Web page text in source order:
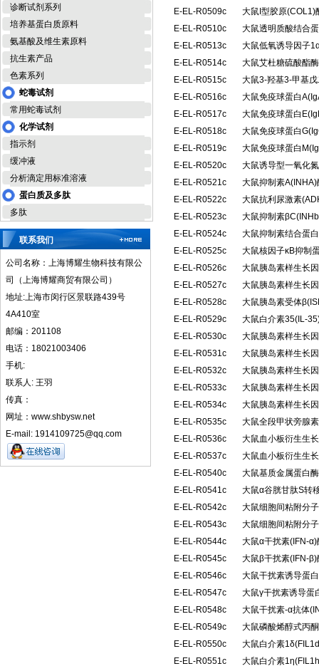
诊断试剂系列
培养基蛋白质原料
氨基酸及维生素原料
抗生素产品
色素系列
蛇毒试剂
常用蛇毒试剂
化学试剂
指示剂
缓冲液
分析滴定用标准溶液
蛋白质及多肽
多肽
联系我们
公司名称：上海博耀生物科技有限公
司（上海博耀商贸有限公司）
地址:上海市闵行区景联路439号
4A410室
邮编：201108
电话：18021003406
手机:
联系人: 王羽
传真：
网址：www.shbysw.net
E-mail: 1914109725@qq.com
E-EL-R0509c
大鼠I型胶原(COL1)
E-EL-R0510c
大鼠透明质酸结合
E-EL-R0513c
大鼠低氧诱导因子
E-EL-R0514c
大鼠艾杜糖硫酸酯
E-EL-R0515c
大鼠3-羟基3-甲基
E-EL-R0516c
大鼠免疫球蛋白
E-EL-R0517c
大鼠免疫球蛋白
E-EL-R0518c
大鼠免疫球蛋白
E-EL-R0519c
大鼠免疫球蛋白
E-EL-R0520c
大鼠诱导型一氧化
E-EL-R0521c
大鼠抑制素
E-EL-R0522c
大鼠抗利尿激素
E-EL-R0523c
大鼠抑制素
E-EL-R0524c
大鼠抑制素结合蛋
E-EL-R0525c
大鼠核因子κB抑制
E-EL-R0526c
大鼠胰岛素样生长
E-EL-R0527c
大鼠胰岛素样生长
E-EL-R0528c
大鼠胰岛素受体
E-EL-R0529c
大鼠白介素35(IL-
E-EL-R0530c
大鼠胰岛素样生长
E-EL-R0531c
大鼠胰岛素样生长
E-EL-R0532c
大鼠胰岛素样生长
E-EL-R0533c
大鼠胰岛素样生长
E-EL-R0534c
大鼠胰岛素样生长
E-EL-R0535c
大鼠全段甲状旁腺
E-EL-R0536c
大鼠血小板衍生生
E-EL-R0537c
大鼠血小板衍生生
E-EL-R0540c
大鼠基质金属蛋白
E-EL-R0541c
大鼠α谷胱甘肽S转
E-EL-R0542c
大鼠细胞间粘附分
E-EL-R0543c
大鼠细胞间粘附分
E-EL-R0544c
大鼠α干扰素(IFN-
E-EL-R0545c
大鼠β干扰素(IFN-
E-EL-R0546c
大鼠干扰素诱导蛋
E-EL-R0547c
大鼠γ干扰素诱导蛋
E-EL-R0548c
大鼠干扰素-α抗体
E-EL-R0549c
大鼠磷酸烯醇式丙
E-EL-R0550c
大鼠白介素
E-EL-R0551c
大鼠白介素